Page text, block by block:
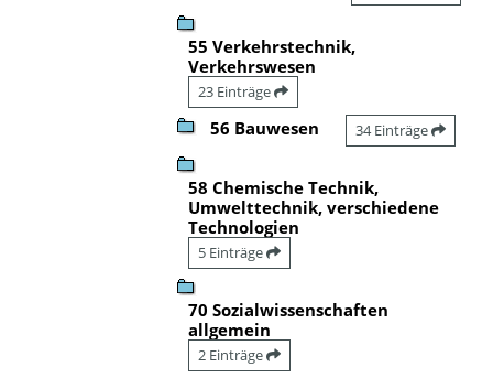
55 Verkehrstechnik,
Verkehrswesen
23 Einträge
56 Bauwesen 34 Einträge
58 Chemische Technik,
Umwelttechnik, verschiedene
Technologien
5 Einträge
70 Sozialwissenschaften
allgemein
2 Einträge